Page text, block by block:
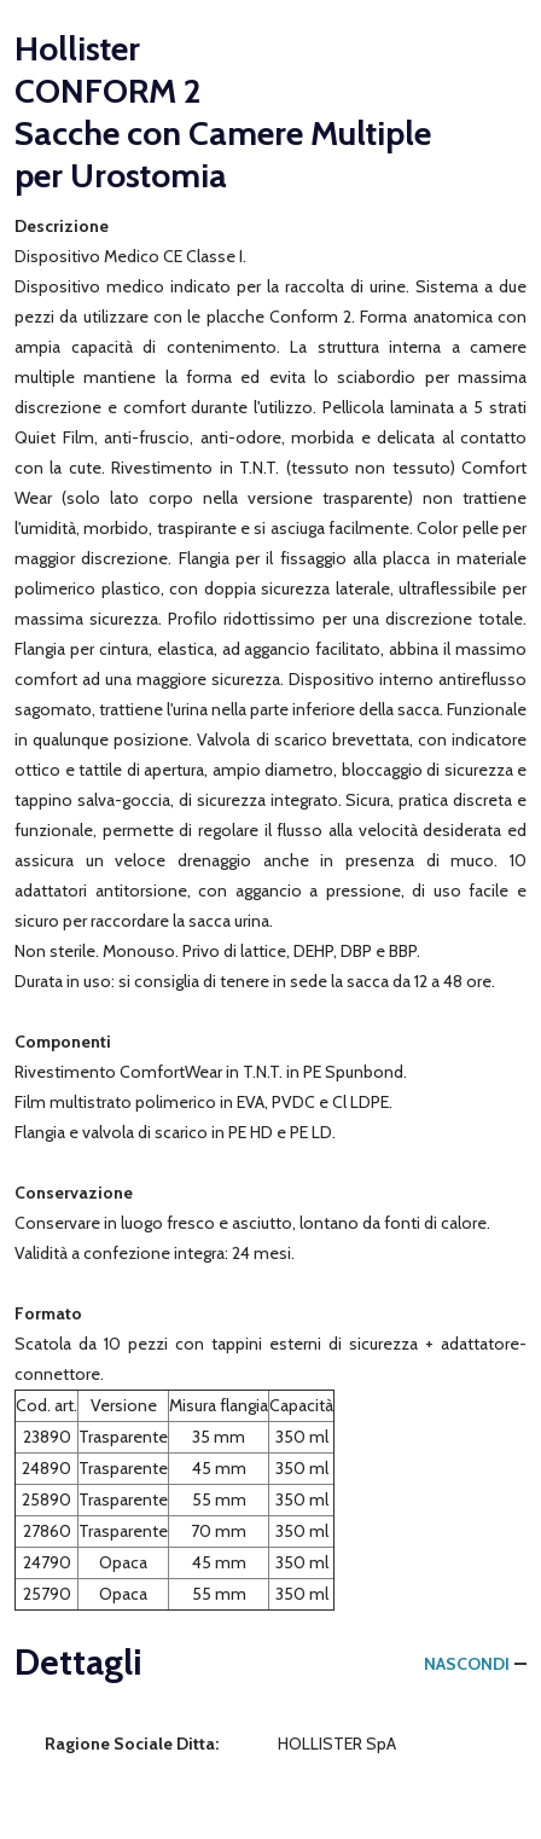
Hollister
CONFORM 2
Sacche con Camere Multiple
per Urostomia
Descrizione
Dispositivo Medico CE Classe I.
Dispositivo medico indicato per la raccolta di urine. Sistema a due
pezzi da utilizzare con le placche Conform 2. Forma anatomica con
ampia capacità di contenimento. La struttura interna a camere
multiple mantiene la forma ed evita lo sciabordio per massima
discrezione e comfort durante l'utilizzo. Pellicola laminata a 5 strati
Quiet Film, anti-fruscio, anti-odore, morbida e delicata al contatto
con la cute. Rivestimento in T.N.T. (tessuto non tessuto) Comfort
Wear (solo lato corpo nella versione trasparente) non trattiene
l'umidità, morbido, traspirante e si asciuga facilmente. Color pelle per
maggior discrezione. Flangia per il fissaggio alla placca in materiale
polimerico plastico, con doppia sicurezza laterale, ultraflessibile per
massima sicurezza. Profilo ridottissimo per una discrezione totale.
Flangia per cintura, elastica, ad aggancio facilitato, abbina il massimo
comfort ad una maggiore sicurezza. Dispositivo interno antireflusso
sagomato, trattiene l'urina nella parte inferiore della sacca. Funzionale
in qualunque posizione. Valvola di scarico brevettata, con indicatore
ottico e tattile di apertura, ampio diametro, bloccaggio di sicurezza e
tappino salva-goccia, di sicurezza integrato. Sicura, pratica discreta e
funzionale, permette di regolare il flusso alla velocità desiderata ed
assicura un veloce drenaggio anche in presenza di muco. 10
adattatori antitorsione, con aggancio a pressione, di uso facile e
sicuro per raccordare la sacca urina.
Non sterile. Monouso. Privo di lattice, DEHP, DBP e BBP.
Durata in uso: si consiglia di tenere in sede la sacca da 12 a 48 ore.
Componenti
Rivestimento ComfortWear in T.N.T. in PE Spunbond.
Film multistrato polimerico in EVA, PVDC e Cl LDPE.
Flangia e valvola di scarico in PE HD e PE LD.
Conservazione
Conservare in luogo fresco e asciutto, lontano da fonti di calore.
Validità a confezione integra: 24 mesi.
Formato
Scatola da 10 pezzi con tappini esterni di sicurezza + adattatore-
connettore.
Cod. art.
Versione Misura flangiaCapacità
23890 Trasparente 35 mm
350 ml
24890 Trasparente 45 mm
350 ml
25890 Trasparente 55 mm
350 ml
27860 Trasparente 70 mm
350 ml
24790
Opaca 45 mm
350 ml
25790
Opaca 55 mm 350 ml
Dettagli NASCONDI
Ragione Sociale Ditta: HOLLISTER SpA